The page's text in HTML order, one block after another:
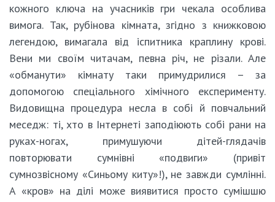
кожного ключа на учасників гри чекала особлива
вимога. Так, рубінова кімната, згідно з книжковою
легендою, вимагала від іспитника краплину крові.
Вени ми своїм читачам, певна річ, не різали. Але
«обманути» кімнату таки примудрилися – за
допомогою спеціального хімічного експерименту.
Видовищна процедура несла в собі й повчальний
меседж: ті, хто в Інтернеті заподіюють собі рани на
руках-ногах, примушуючи дітей-глядачів
повторювати сумнівні «подвиги» (привіт
сумнозвісному «Синьому киту»!), не завжди сумлінні.
А «кров» на ділі може виявитися просто сумішшю